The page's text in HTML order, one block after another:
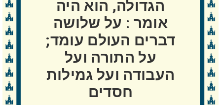
הגדולה, הוא היה
אומר : על שלושה
דברים העולם עומד;
על התורה ועל
העבודה ועל גמילות
חסדים